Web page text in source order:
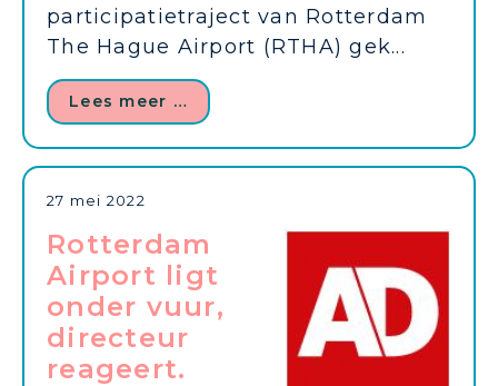
participatietraject van Rotterdam
The Hague Airport (RTHA) gek...
Lees meer …
27 mei 2022
Rotterdam
Airport ligt
onder vuur,
directeur
reageert.